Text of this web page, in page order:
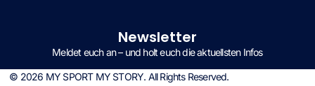
Newsletter
Meldet euch an – und holt euch die aktuellsten Infos
© 2026 MY SPORT MY STORY. All Rights Reserved.